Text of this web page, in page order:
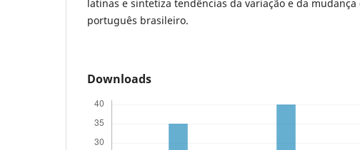
latinas e sintetiza tendências da variação e da
português brasileiro.
Downloads